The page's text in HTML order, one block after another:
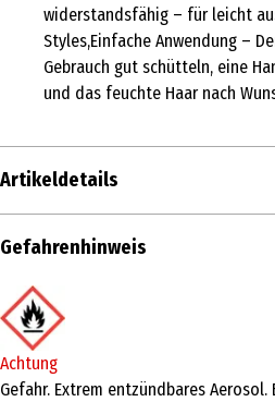
widerstandsfähig – für leicht
Styles,Einfache Anwendung –
Gebrauch gut schütteln, eine
und das feuchte Haar nach
Artikeldetails
Inhalt
Produkttyp
Haarspülung & Conditioner
Inhaltsstoffe
Gefahrenhinweis
Achtung
Gefahr. Extrem entzündbares